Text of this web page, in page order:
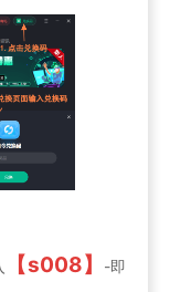
【s008】
-即